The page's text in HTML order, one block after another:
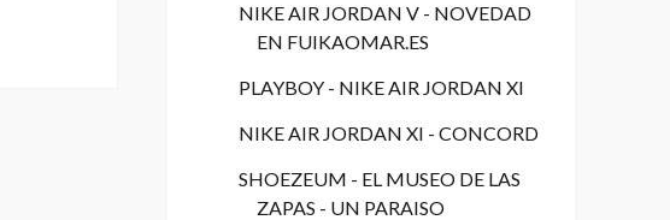
NIKE AIR JORDAN V - NOVEDAD
EN FUIKAOMAR.ES
PLAYBOY - NIKE AIR JORDAN XI
NIKE AIR JORDAN XI - CONCORD
SHOEZEUM - EL MUSEO DE LAS
ZAPAS - UN PARAISO